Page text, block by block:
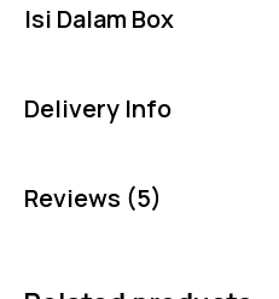
Isi Dalam Box
Delivery Info
Reviews (5)